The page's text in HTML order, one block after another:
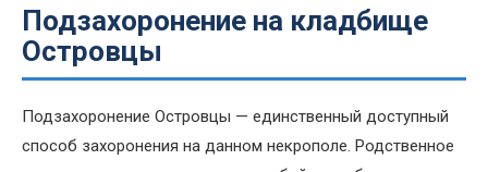
Подзахоронение на кладбище
Островцы
Подзахоронение Островцы — единственный доступный
способ захоронения на данном некрополе. Родственное